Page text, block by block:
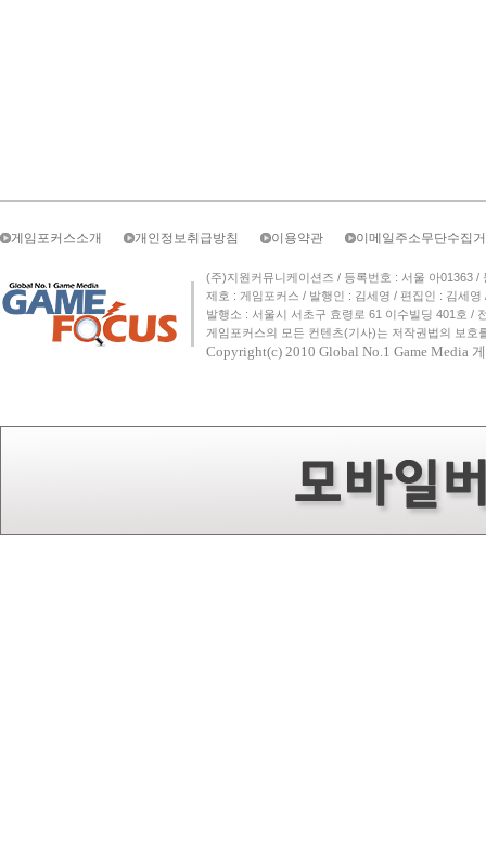
게임포커스소개 개인정보취급방침 이용약관 이메일주소무단수집
(주)지원커뮤니케이션즈 / 등록번호 : 서울 아01363
제호 : 게임포커스 / 발행인 : 김세영 / 편집인 : 김세
발행소 : 서울시 서초구 효령로 61 이수빌딩 401호 /
게임포커스의 모든 컨텐츠(기사)는 저작권법의 보
Copyright(c) 2010 Global No.1 Game Media